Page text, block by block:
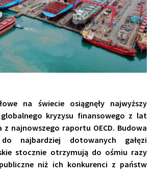
na świecie osiągnęły najwyższy
kryzysu finansowego z lat
z najnowszego raportu OECD. Budowa
najbardziej dotowanych gałęzi
stocznie otrzymują do ośmiu razy
niż ich konkurenci z państw